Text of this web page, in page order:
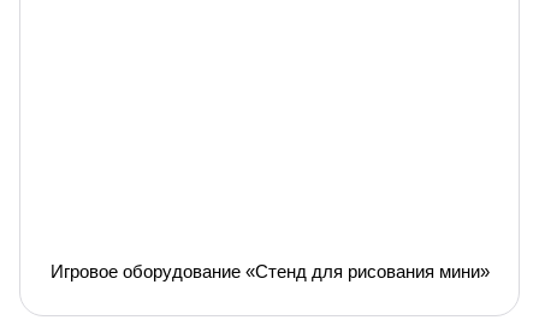
Игровое оборудование «Стенд для рисования мини»